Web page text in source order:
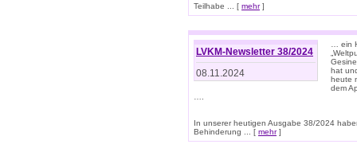
Teilhabe ... [ mehr]
LVKM-Newsletter 38/2024
08.11.2024
… ein
hat
heute
dem
In unserer heutigen Ausgabe 38/2024
Behinderung ... [ mehr]